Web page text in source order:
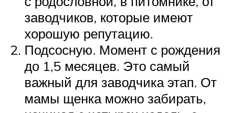
заводчиков, которые имеют
хорошую репутацию.
Подсосную. Момент с рождения
до 1,5 месяцев. Это самый
важный для заводчика этап. От
мамы щенка можно забирать,